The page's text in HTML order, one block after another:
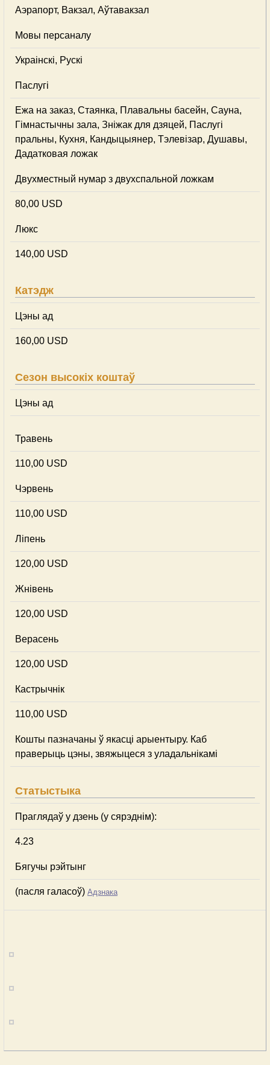
Аэрапорт, Вакзал, Аўтавакзал
Мовы персаналу
Украінскі, Рускі
Паслугі
Ежа на заказ, Стаянка, Плавальны басейн, Сауна,
Гімнастычны зала, Зніжак для дзяцей, Паслугі
пральны, Кухня, Кандыцыянер, Тэлевізар, Душавы,
Дадатковая ложак
Двухместный нумар з двухспальной ложкам
80,00 USD
Люкс
140,00 USD
Катэдж
Цэны ад
160,00 USD
Сезон высокіх коштаў
Цэны ад
Травень
110,00 USD
Чэрвень
110,00 USD
Ліпень
120,00 USD
Жнівень
120,00 USD
Верасень
120,00 USD
Кастрычнік
110,00 USD
Кошты пазначаны ў якасці арыентыру. Каб
праверыць цэны, звяжыцеся з уладальнікамі
Статыстыка
Праглядаў у дзень (у сярэднім):
4.23
Бягучы рэйтынг
(пасля галасоў) Адзнака